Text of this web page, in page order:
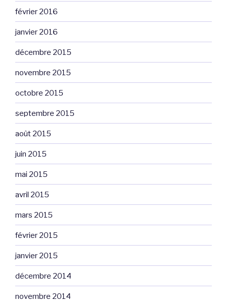
février 2016
janvier 2016
décembre 2015
novembre 2015
octobre 2015
septembre 2015
août 2015
juin 2015
mai 2015
avril 2015
mars 2015
février 2015
janvier 2015
décembre 2014
novembre 2014